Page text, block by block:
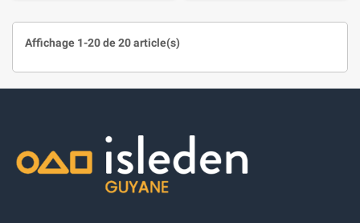
Affichage 1-20 de 20 article(s)